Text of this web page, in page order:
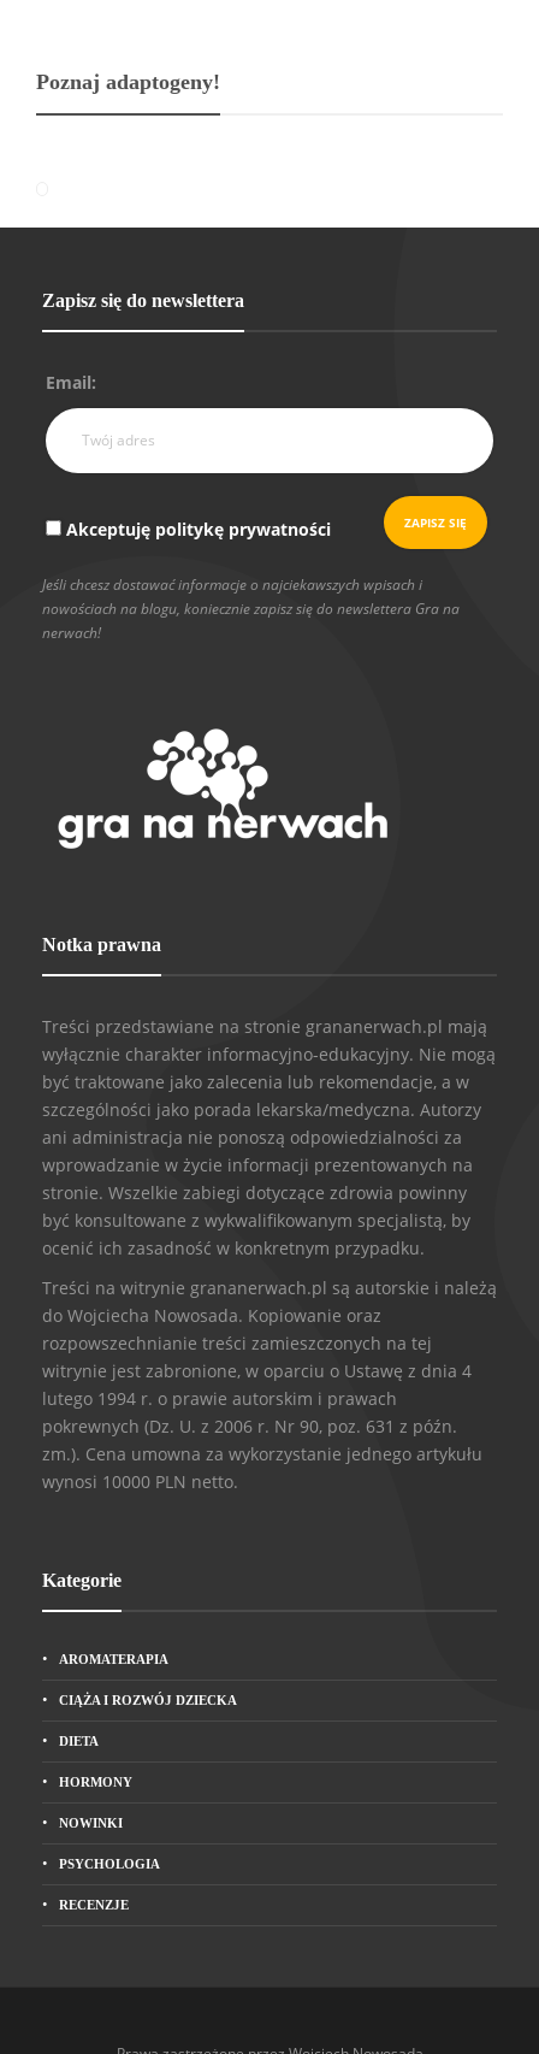
Poznaj adaptogeny!
Zapisz się do newslettera
Email:
Akceptuję politykę prywatności
Jeśli chcesz dostawać informacje o najciekawszych wpisach i
nowościach na blogu, koniecznie zapisz się do newslettera Gra na
nerwach!
Notka prawna
Treści przedstawiane na stronie grananerwach.pl mają
wyłącznie charakter informacyjno-edukacyjny. Nie mogą
być traktowane jako zalecenia lub rekomendacje, a w
szczególności jako porada lekarska/medyczna. Autorzy
ani administracja nie ponoszą odpowiedzialności za
wprowadzanie w życie informacji prezentowanych na
stronie. Wszelkie zabiegi dotyczące zdrowia powinny
być konsultowane z wykwalifikowanym specjalistą, by
ocenić ich zasadność w konkretnym przypadku.
Treści na witrynie grananerwach.pl są autorskie i należą
do Wojciecha Nowosada. Kopiowanie oraz
rozpowszechnianie treści zamieszczonych na tej
witrynie jest zabronione, w oparciu o Ustawę z dnia 4
lutego 1994 r. o prawie autorskim i prawach
pokrewnych (Dz. U. z 2006 r. Nr 90, poz. 631 z późn.
zm.). Cena umowna za wykorzystanie jednego artykułu
wynosi 10000 PLN netto.
Kategorie
AROMATERAPIA
CIĄŻA I ROZWÓJ DZIECKA
DIETA
HORMONY
NOWINKI
PSYCHOLOGIA
RECENZJE